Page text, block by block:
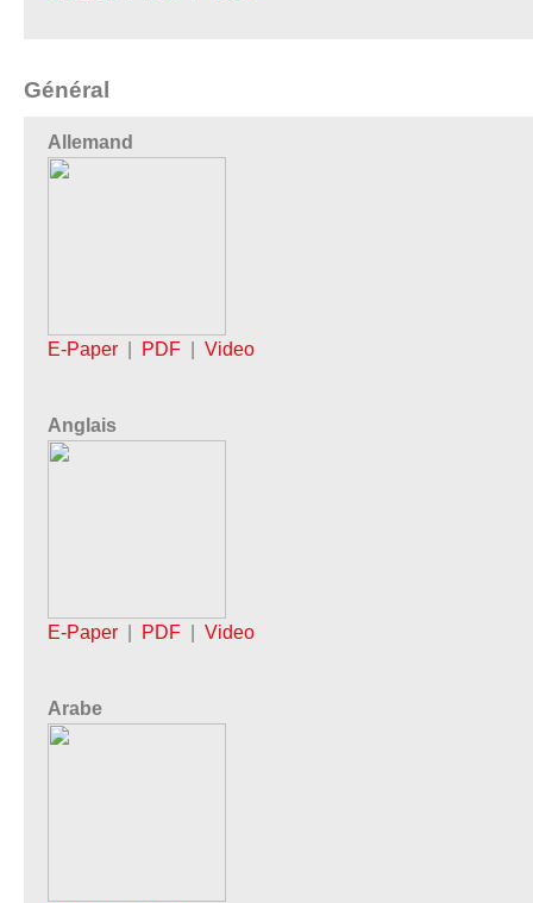
Général
Allemand
E-Paper PDF Video
Anglais
E-Paper PDF Video
Arabe